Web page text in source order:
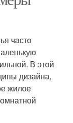
часто
В этой
дизайна,
жилое